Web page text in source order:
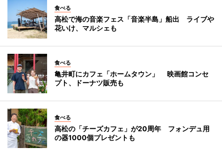
食べる
高松で海の音楽フェス「音楽半島」船出 ライブや
花いけ、マルシェも
食べる
亀井町にカフェ「ホームタウン」 映画館コンセ
プト、ドーナツ販売も
食べる
高松の「チーズカフェ」が20周年 フォンデュ用
の器1000個プレゼントも